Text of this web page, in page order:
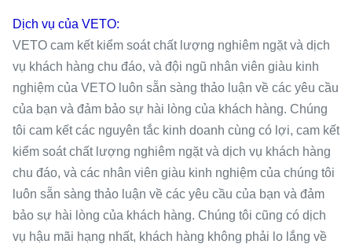
Dịch vụ của VETO:
VETO cam kết kiểm soát chất lượng nghiêm ngặt và dịch
vụ khách hàng chu đáo, và đội ngũ nhân viên giàu kinh
nghiệm của VETO luôn sẵn sàng thảo luận về các yêu cầu
của bạn và đảm bảo sự hài lòng của khách hàng. Chúng
tôi cam kết các nguyên tắc kinh doanh cùng có lợi, cam kết
kiểm soát chất lượng nghiêm ngặt và dịch vụ khách hàng
chu đáo, và các nhân viên giàu kinh nghiệm của chúng tôi
luôn sẵn sàng thảo luận về các yêu cầu của bạn và đảm
bảo sự hài lòng của khách hàng. Chúng tôi cũng có dịch
vụ hậu mãi hạng nhất, khách hàng không phải lo lắng về